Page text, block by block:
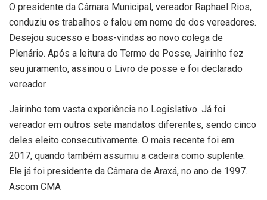
O presidente da Câmara Municipal, vereador Raphael Rios,
conduziu os trabalhos e falou em nome de dos vereadores.
Desejou sucesso e boas-vindas ao novo colega de
Plenário. Após a leitura do Termo de Posse, Jairinho fez
seu juramento, assinou o Livro de posse e foi declarado
vereador.
Jairinho tem vasta experiência no Legislativo. Já foi
vereador em outros sete mandatos diferentes, sendo cinco
deles eleito consecutivamente. O mais recente foi em
2017, quando também assumiu a cadeira como suplente.
Ele já foi presidente da Câmara de Araxá, no ano de 1997.
Ascom CMA